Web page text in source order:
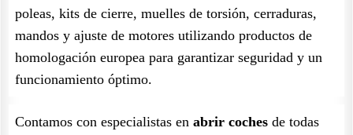
poleas, kits de cierre, muelles de torsión, cerraduras,
mandos y ajuste de motores utilizando productos de
homologación europea para garantizar seguridad y un
funcionamiento óptimo.
Contamos con especialistas en abrir coches de todas